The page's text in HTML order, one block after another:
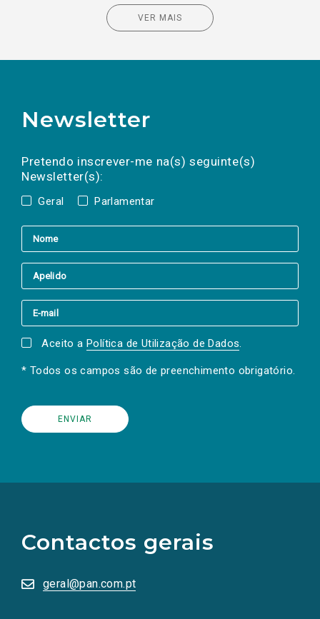
VER MAIS
Newsletter
Pretendo inscrever-me na(s) seguinte(s)
Newsletter(s):
Geral Parlamentar
a(s) newsletter(s).
mail
Aceito a Política de Utilização de Dados.
* Todos os campos são de preenchimento obrigatório.
Contactos gerais
geral@pan.com.pt
redes
sociais
numa
nova